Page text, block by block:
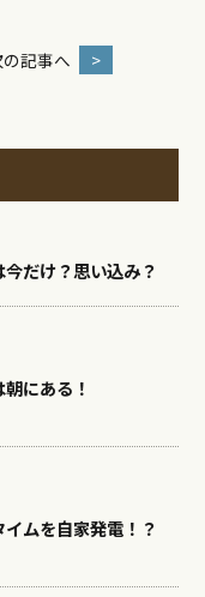
記事へ >
だけ？思い込み？
にある！
ムを自家発電！？